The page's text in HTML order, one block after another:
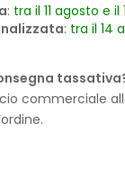
: tra il 11 agosto e il
: tra il 14
commerciale